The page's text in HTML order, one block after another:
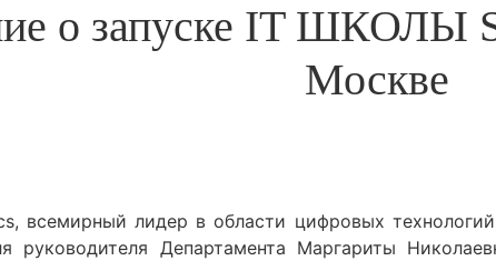
о запуске IT ШКОЛЫ
Москве
всемирный лидер в области цифровых
руководителя Департамента Маргариты